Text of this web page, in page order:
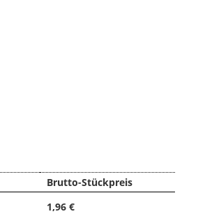
Brutto-Stückpreis
1,96 €